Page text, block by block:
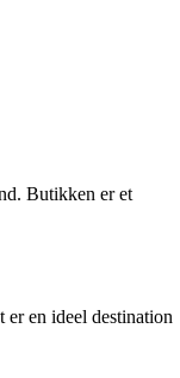
Butikken er et
en ideel destination